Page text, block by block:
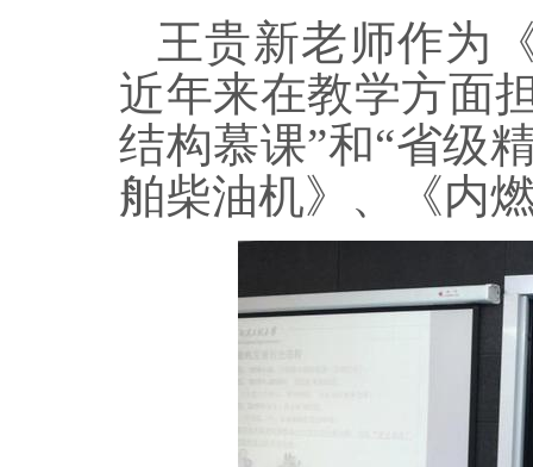
王贵新老师作为
近年来在教学方面
结构慕课”和“省级
舶柴油机》、《内